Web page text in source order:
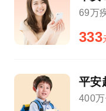
69万
333
平安